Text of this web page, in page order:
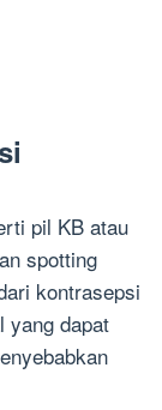
pil KB atau
spotting
kontrasepsi
yang dapat